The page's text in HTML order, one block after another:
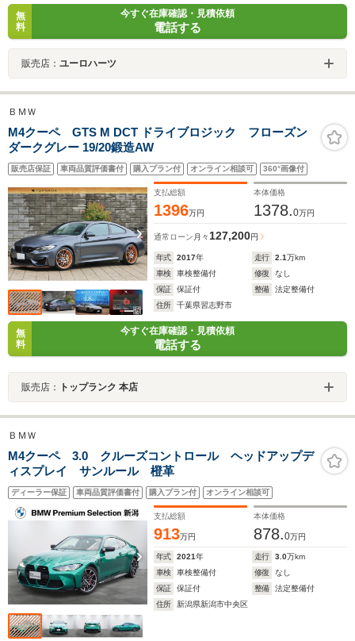
無
料
今すぐ在庫確認・見積依頼
電話する
販売店： ユーロハーツ
ＢＭＷ
M4クーペ GTS M DCT ドライブロジック フローズン
ダークグレー 19/20鍛造AW
販売店保証 車両品質評価書付 購入プラン付 オンライン相談可 360°画像付
支払総額
1396万円
本体価格
1378.0万円
通常ローン 月々 127,200円
年式 2017年 走行 2.1万km
車検
車検整備付 修復
なし
保証
保証付 整備
法定整備付
住所
千葉県習志野市
無
料
今すぐ在庫確認・見積依頼
電話する
販売店： トップランク 本店
ＢＭＷ
M4クーペ 3.0 クルーズコントロール ヘッドアップデ
ィスプレイ サンルール 橙革
ディーラー保証 車両品質評価書付 購入プラン付 オンライン相談可
支払総額
913万円
本体価格
878.0万円
年式 2021年 走行 3.0万km
車検
車検整備付 修復
なし
保証
保証付 整備
法定整備付
住所
新潟県新潟市中央区